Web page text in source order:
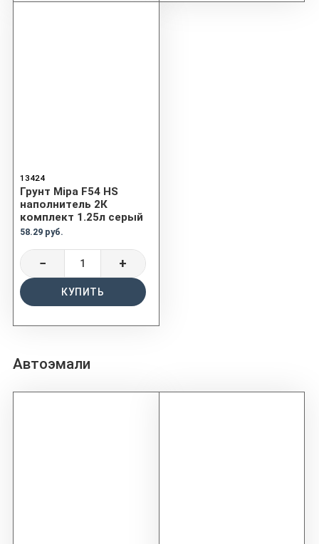
13424
Грунт Mipa F54 HS
наполнитель 2К
комплект 1.25л серый
58.29 руб.
− +
КУПИТЬ
Автоэмали